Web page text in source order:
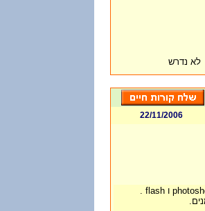
לא נדרש
22/11/2006